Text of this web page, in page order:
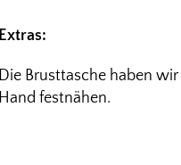
Extras:
Die Brusttasche haben
Hand festnähen.